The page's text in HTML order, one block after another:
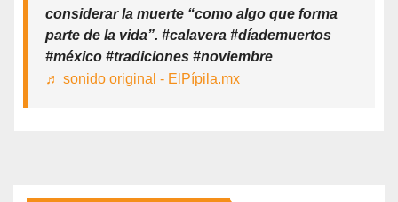
considerar la muerte “como algo que forma
parte de la vida”. #calavera #díademuertos
#méxico #tradiciones #noviembre
♬ sonido original - ElPípila.mx